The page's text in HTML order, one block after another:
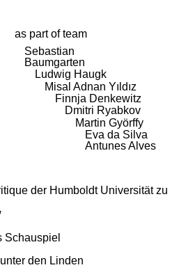
as part of team
Sebastian
Baumgarten
Ludwig Haugk
Misal Adnan Yıldız
Finnja Denkewitz
Dmitri Ryabkov
Martin Györffy
Eva da Silva
Antunes Alves
der Humboldt Universität zu
Schauspiel
den Linden